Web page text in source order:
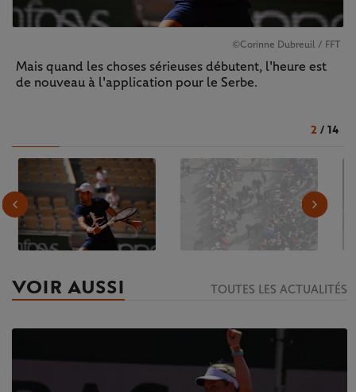
©Corinne Dubreuil / FFT
Mais quand les choses sérieuses débutent, l'heure est
de nouveau à l'application pour le Serbe.
2 / 14
VOIR AUSSI TOUTES LES ACTUALITÉS